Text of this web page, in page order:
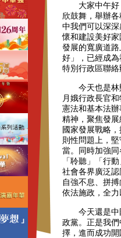
大家中午好！
欣鼓舞，舉辦
中我們可以深
懷和建設美好
發展的寬廣道
好」，已經成
特別行政區聯
今天也是林鄭
月娥行政長官
憲法和基本法
精神，聚焦發
國家發展戰略
則性問題上，
當。同時加強
「聆聽」「行
社會各界廣泛
自強不息、拼
依法施政，全
今天還是中國
政黨。正是我
擇，進而成功